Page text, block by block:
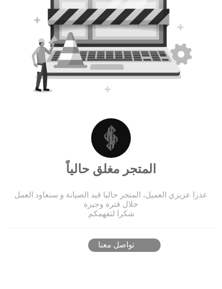
المتجر مغلق حالياً
عذرا عزيزي العميل، المتجر حاليا قيد الصيانة و سنعاود العمل
خلال فترة وجيزة
شكرا لتفهمكم
تواصل معنا